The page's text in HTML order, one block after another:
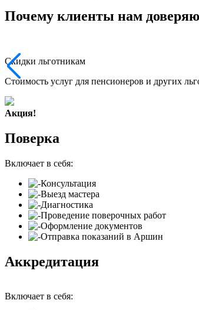
Почему клиенты нам
Скидки льготникам
Стоимость услуг для пенсионеров и других
Акция!
Поверка
Включает в себя:
Консультация
Выезд мастера
Диагностика
Проведение поверочных работ
Оформление документов
Отправка показаний в Аршин
Аккредитация
Включает в себя: